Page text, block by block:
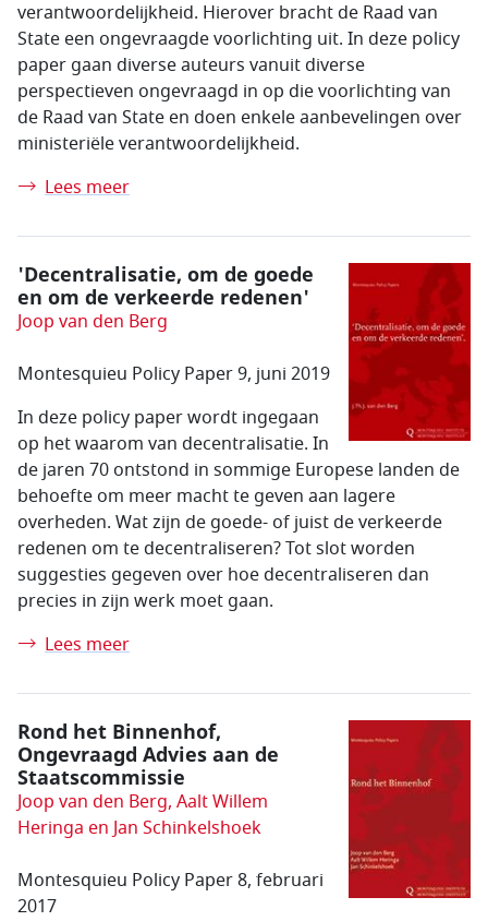
verantwoordelijkheid. Hierover bracht de Raad van
State een ongevraagde voorlichting uit. In deze policy
paper gaan diverse auteurs vanuit diverse
perspectieven ongevraagd in op die voorlichting van
de Raad van State en doen enkele aanbevelingen over
ministeriële verantwoordelijkheid.
Lees meer
'Decentralisatie, om de goede
en om de verkeerde redenen'
Joop van den Berg
Montesquieu Policy Paper 9, juni 2019
In deze policy paper wordt ingegaan
op het waarom van decentralisatie. In
de jaren 70 ontstond in sommige Europese landen de
behoefte om meer macht te geven aan lagere
overheden. Wat zijn de goede- of juist de verkeerde
redenen om te decentraliseren? Tot slot worden
suggesties gegeven over hoe decentraliseren dan
precies in zijn werk moet gaan.
Lees meer
Rond het Binnenhof,
Ongevraagd Advies aan de
Staatscommissie
Joop van den Berg, Aalt Willem
Heringa en Jan Schinkelshoek
Montesquieu Policy Paper 8, februari
2017